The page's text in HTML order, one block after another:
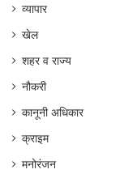
व्यापार
खेल
शहर व राज्य
नौकरी
कानूनी अधिकार
क्राइम
मनोरंजन